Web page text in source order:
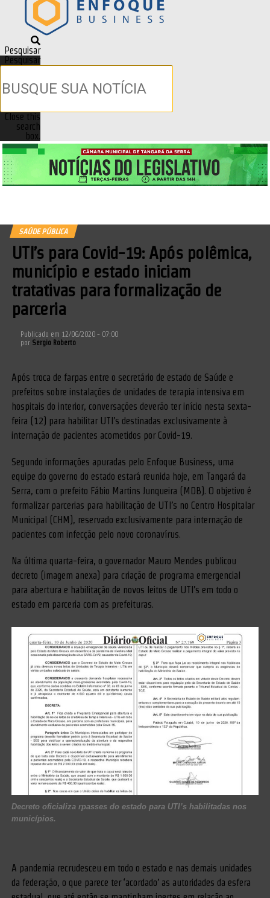
Pesquisar
Pesquisar
Close this
search
box.
SAÚDE PÚBLICA
UTI’s para Covid-19: Após polêmica,
município e estado iniciam
tratativas para formalização de
parceria
Publicado em 12/06/2020 - 07:00
por Sergio Roberto
Após troca de farpas entre o secretário de estado de Saúde e
prefeitos sobre instalações de unidades de terapia intensiva em
hospitais do interior, conversações deverão ter início nesta sexta-
feira (12) para habilitar UTI’s destinadas exclusivamente à
internação de pacientes acometidos por Covid-19.
Segundo informações apuradas pelo Enfoque Business, uma
equipe do governo do estado estará reunida hoje, em Tangará da
Serra, com o prefeito Fábio Martins Junqueira (MDB). O objetivo é
formalizar parcerias para habilitação de UTI’s no Centro Hospitalar
Municipal (CHM), reservado exclusivamente para internação de
pacientes com infecção pelo novo coronavírus.
Na última quarta-feira, o governador Mauro Mendes publicou
decreto (imagem anexa) para criação de programa emergencial
para abertura e habilitação de novos leitos de UTI’s em todo o
estado em parceria com as prefeituras.
Decreto oficializa rpasses do estado para UTI’s habilitadas nos
municípios.
A pandemia recrudesceu em todo o estado e nas demais unidades
da federação, o que parece ter ‘acordado’ as autoridades da esfera